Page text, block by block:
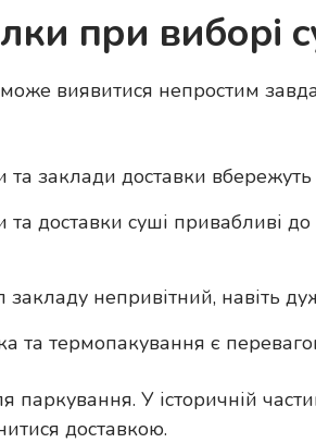
при виборі
може виявитися непростим
заклади доставки вбережуть
та доставки суші привабливі
непривітний, навіть
та термопакування є
У історичній
доставкою.